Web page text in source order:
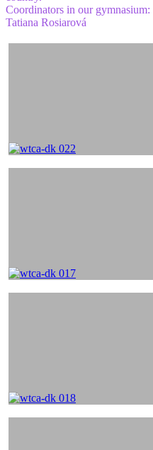
Coordinators in our
Tatiana Rosiarová